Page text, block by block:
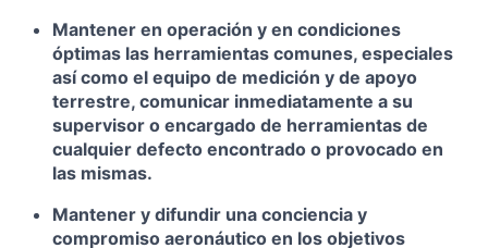
Mantener en operación y en condiciones
óptimas las herramientas comunes, especiales
así como el equipo de medición y de apoyo
terrestre, comunicar inmediatamente a su
supervisor o encargado de herramientas de
cualquier defecto encontrado o provocado en
las mismas.
Mantener y difundir una conciencia y
compromiso aeronáutico en los objetivos